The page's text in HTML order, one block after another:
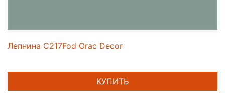
Лепнина C217Fod Orac Decor
КУПИТЬ